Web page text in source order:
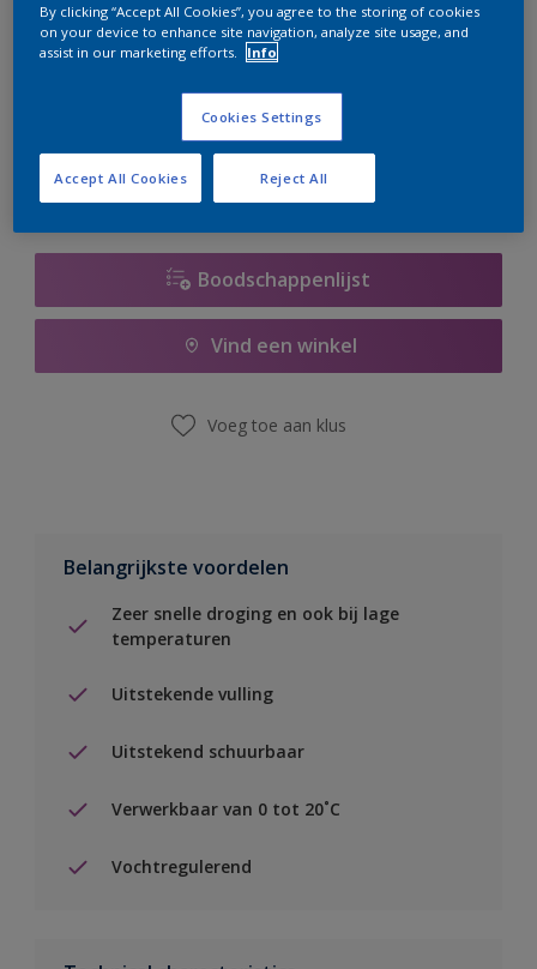
te bestellen. Houd de website in de gaten, we werken
er hard aan om de voorraad aan te vullen.
Boodschappenlijst
Vind een winkel
Voeg toe aan klus
Belangrijkste voordelen
Zeer snelle droging en ook bij lage
temperaturen
Uitstekende vulling
Uitstekend schuurbaar
Verwerkbaar van 0 tot 20˚C
Vochtregulerend
By clicking “Accept All Cookies”, you agree to the storing of cookies
on your device to enhance site navigation, analyze site usage, and
assist in our marketing efforts.
Info
Cookies Settings
Reject All
Accept All Cookies